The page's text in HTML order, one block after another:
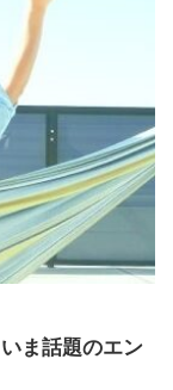
ま話題のエン